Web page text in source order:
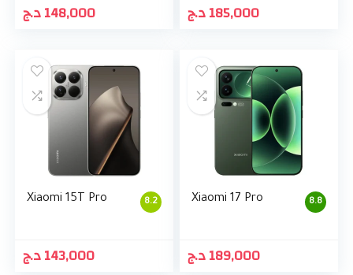
148,000د.ج 185,000د.ج
8.2
Xiaomi 15T Pro
143,000د.ج
8.8
Xiaomi 17 Pro
189,000د.ج